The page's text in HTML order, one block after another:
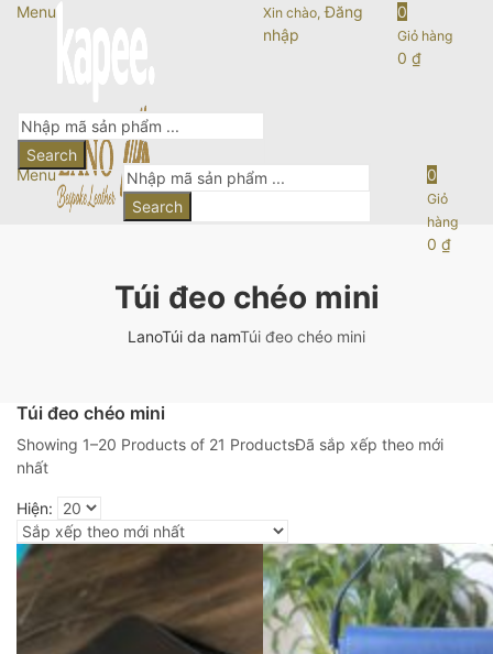
Menu Xin chào, Đăng
nhập
0
Giỏ hàng
0 ₫
Search
Menu
Search
0
Giỏ
hàng
0₫
Túi đeo chéo mini
LanoTúi da namTúi đeo chéo mini
Túi đeo chéo mini
Showing 1–20 Products of 21 ProductsĐã sắp xếp theo mới
nhất
Hiện: